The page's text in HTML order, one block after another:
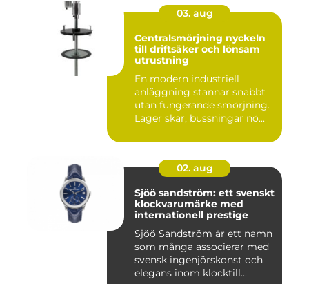
03. aug
Centralsmörjning nyckeln
till driftsäker och lönsam
utrustning
En modern industriell
anläggning stannar snabbt
utan fungerande smörjning.
Lager skär, bussningar nö...
02. aug
Sjöö sandström: ett svenskt
klockvarumärke med
internationell prestige
Sjöö Sandström är ett namn
som många associerar med
svensk ingenjörskonst och
elegans inom klocktill...